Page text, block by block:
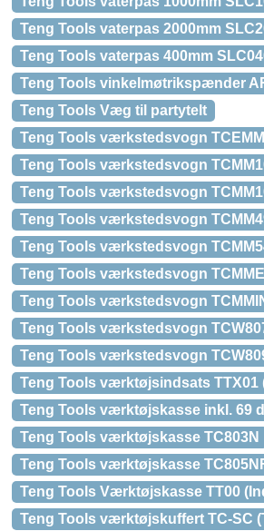
Teng Tools vaterpas 2000mm
Teng Tools vaterpas 400mm
Teng Tools vinkelmøtrikspænder
Teng Tools Væg til partytelt
Teng Tools værkstedsvogn
Teng Tools værkstedsvogn
Teng Tools værkstedsvogn
Teng Tools værkstedsvogn
Teng Tools værkstedsvogn
Teng Tools værkstedsvogn
Teng Tools værkstedsvogn
Teng Tools værkstedsvogn
Teng Tools værkstedsvogn
Teng Tools værktøjsindsats
Teng Tools værktøjskasse inkl. 69
Teng Tools værktøjskasse TC803N
Teng Tools værktøjskasse
Teng Tools Værktøjskasse TT00
Teng Tools værktøjskuffert TC-SC